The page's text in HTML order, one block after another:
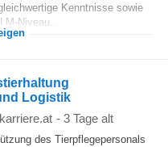
Kenntnisse sowie
Niveau...
Logistik
karriere.at - 3 Tage alt
des Tierpflegepersonals